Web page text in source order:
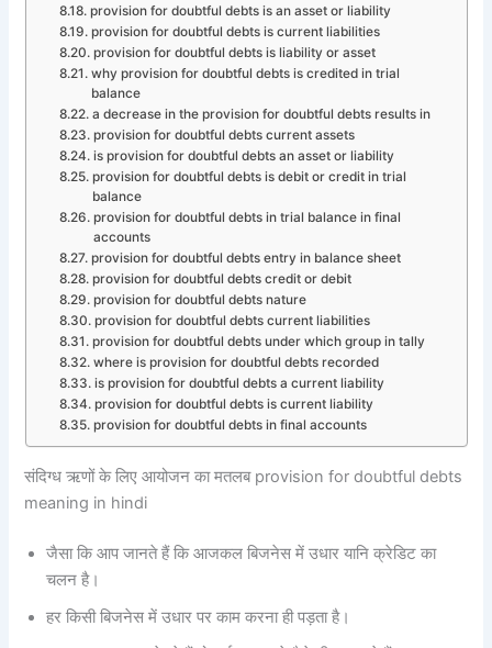
provision for doubtful debts is an asset or liability
provision for doubtful debts is current liabilities
provision for doubtful debts is liability or asset
why provision for doubtful debts is credited in trial
balance
a decrease in the provision for doubtful debts results in
provision for doubtful debts current assets
is provision for doubtful debts an asset or liability
provision for doubtful debts is debit or credit in trial
balance
provision for doubtful debts in trial balance in final
accounts
provision for doubtful debts entry in balance sheet
provision for doubtful debts credit or debit
provision for doubtful debts nature
provision for doubtful debts current liabilities
provision for doubtful debts under which group in tally
where is provision for doubtful debts recorded
is provision for doubtful debts a current liability
provision for doubtful debts is current liability
provision for doubtful debts in final accounts
संदिग्ध ऋणों के लिए आयोजन का मतलब provision for doubtful debts
meaning in hindi
जैसा कि आप जानते हैं कि आजकल बिजनेस में उधार यानि क्रेडिट का
चलन है।
हर किसी बिजनेस में उधार पर काम करना ही पड़ता है।